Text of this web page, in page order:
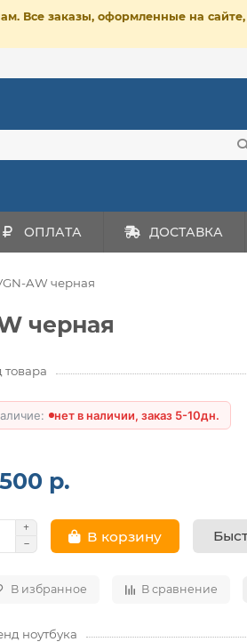
Все заказы, оформленные на
ОПЛАТА ДОСТАВКА
AW черная
черная
товара
нет в наличии, заказ 5-10дн.
р.
В корзину
В избранное В сравнение
ноутбука